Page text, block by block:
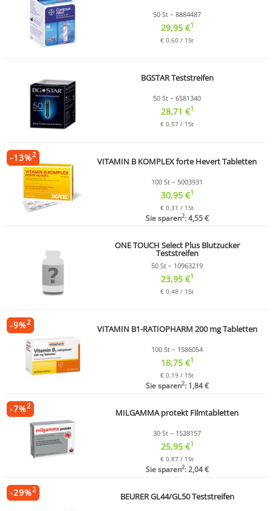
50 St – 8884487
29,95 €1
€ 0,60 / 1St
BGSTAR Teststreifen
50 St – 6581340
28,71 €1
€ 0,57 / 1St
VITAMIN B KOMPLEX forte Hevert Tabletten
100 St – 5003931
30,95 €1
€ 0,31 / 1St
Sie sparen2: 4,55 €
-13%2
ONE TOUCH Select Plus Blutzucker
Teststreifen
50 St – 10963219
23,95 €1
€ 0,48 / 1St
VITAMIN B1-RATIOPHARM 200 mg Tabletten
100 St – 1586054
18,75 €1
€ 0,19 / 1St
Sie sparen2: 1,84 €
-9%2
MILGAMMA protekt Filmtabletten
30 St – 1528157
25,95 €1
€ 0,87 / 1St
Sie sparen2: 2,04 €
-7%2
BEURER GL44/GL50 Teststreifen
-29%2